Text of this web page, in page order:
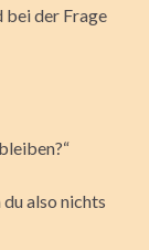
bei der Frage
du also nichts